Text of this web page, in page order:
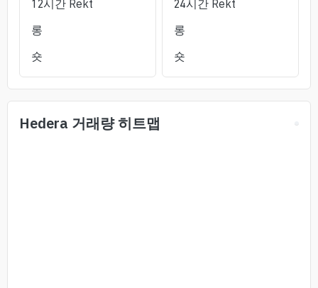
12시간 Rekt
롱
숏
24시간 Rekt
롱
숏
Hedera 거래량 히트맵